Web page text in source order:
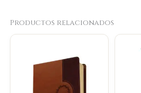
Productos relacionados